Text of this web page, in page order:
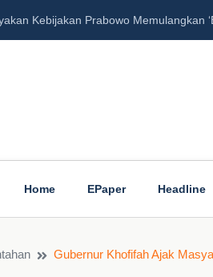
Kebijakan Prabowo Memulangkan
Home EPaper Headline
Gubernur Khofifah Ajak